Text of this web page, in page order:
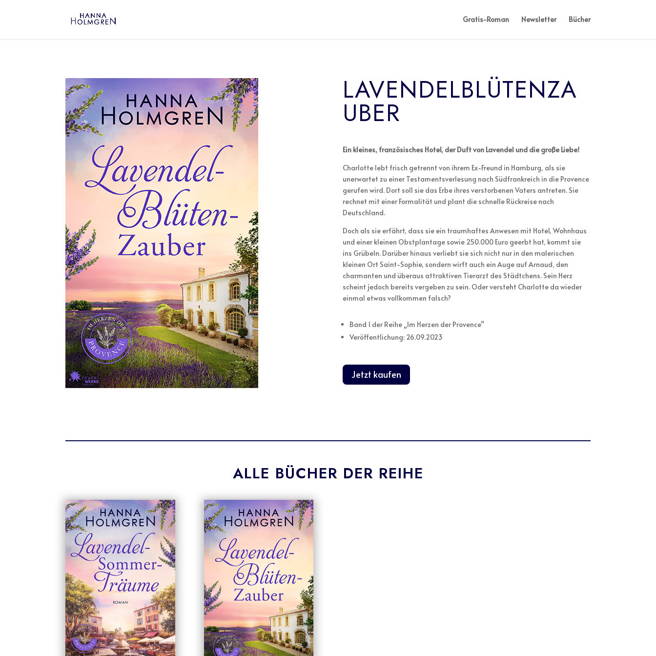
Gratis-Roman Newsletter Bücher
LAVENDELBLÜTENZA
UBER
Ein kleines, französisches Hotel, der Duft von Lavendel und die große Liebe!
Charlotte lebt frisch getrennt von ihrem Ex-Freund in Hamburg, als sie
unerwartet zu einer Testamentsverlesung nach Südfrankreich in die Provence
gerufen wird. Dort soll sie das Erbe ihres verstorbenen Vaters antreten. Sie
rechnet mit einer Formalität und plant die schnelle Rückreise nach
Deutschland.
Doch als sie erfährt, dass sie ein traumhaftes Anwesen mit Hotel, Wohnhaus
und einer kleinen Obstplantage sowie 250.000 Euro geerbt hat, kommt sie
ins Grübeln. Darüber hinaus verliebt sie sich nicht nur in den malerischen
kleinen Ort Saint-Sophie, sondern wirft auch ein Auge auf Arnaud, den
charmanten und überaus attraktiven Tierarzt des Städtchens. Sein Herz
scheint jedoch bereits vergeben zu sein. Oder versteht Charlotte da wieder
einmal etwas vollkommen falsch?
Band 1 der Reihe „Im Herzen der Provence“
Veröffentlichung: 26.09.2023
Jetzt kaufen
ALLE BÜCHER DER REIHE